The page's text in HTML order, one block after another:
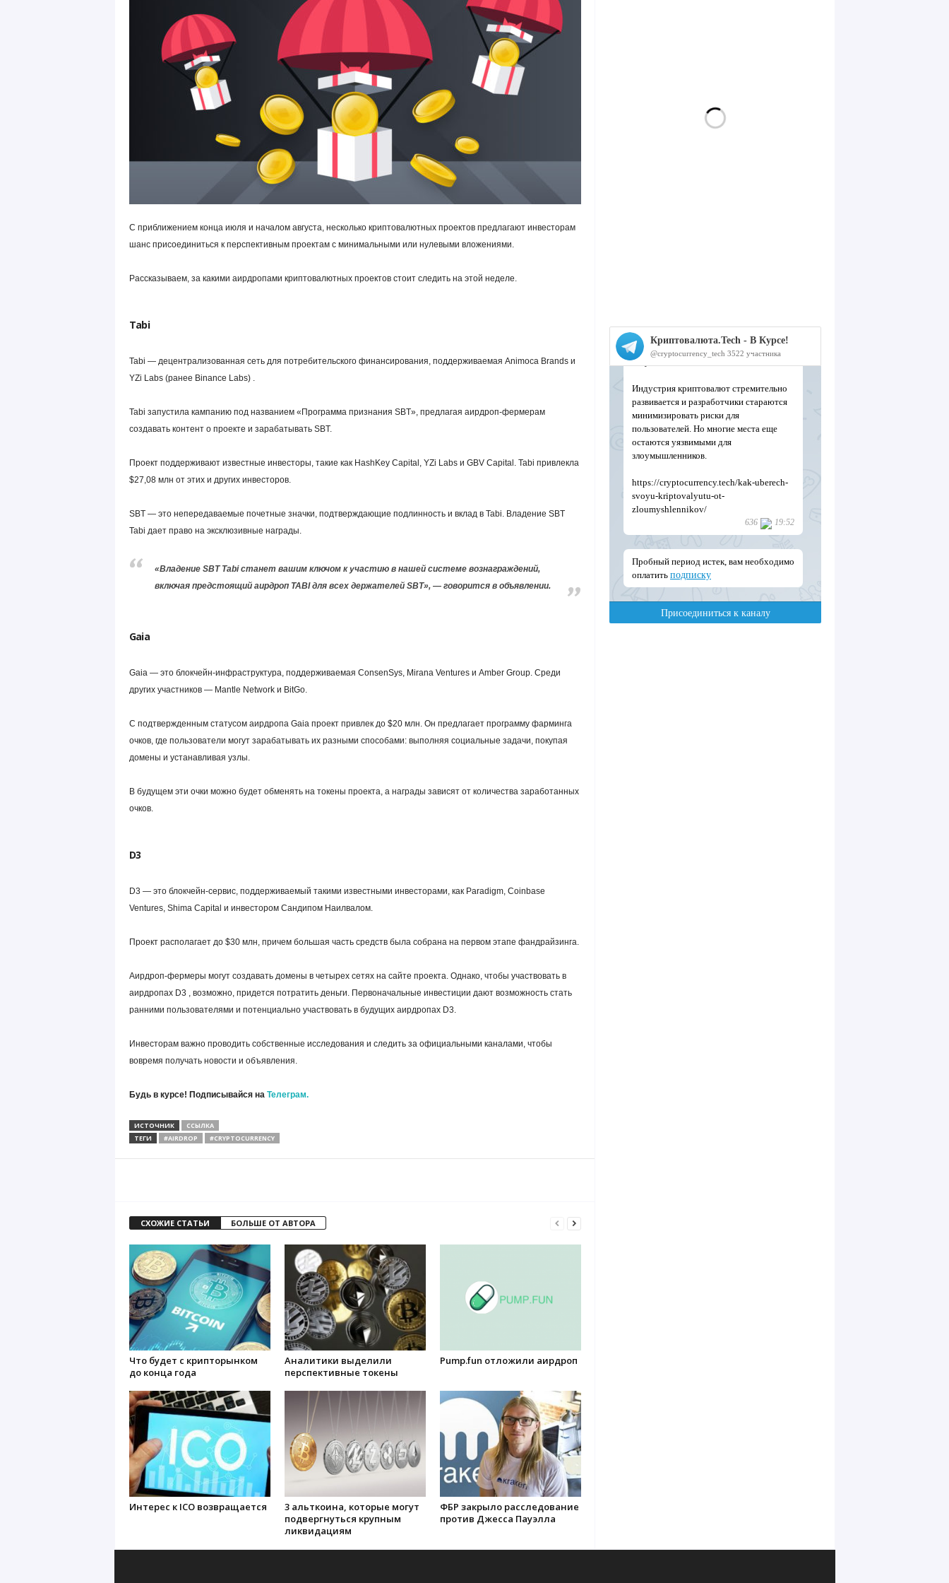
С приближением конца июля и началом августа, несколько криптовалютных проектов предлагают инвесторам
шанс присоединиться к перспективным проектам с минимальными или нулевыми вложениями.
Рассказываем, за какими аирдропами криптовалютных проектов стоит следить на этой неделе.
Tabi
Tabi — децентрализованная сеть для потребительского финансирования, поддерживаемая Animoca Brands и
YZi Labs (ранее Binance Labs) .
Tabi запустила кампанию под названием «Программа признания SBT», предлагая аирдроп-фермерам
создавать контент о проекте и зарабатывать SBT.
Проект поддерживают известные инвесторы, такие как HashKey Capital, YZi Labs и GBV Capital. Tabi привлекла
$27,08 млн от этих и других инвесторов.
SBT — это непередаваемые почетные значки, подтверждающие подлинность и вклад в Tabi. Владение SBT
Tabi дает право на эксклюзивные награды.
«Владение SBT Tabi станет вашим ключом к участию в нашей системе вознаграждений,
включая предстоящий аирдроп TABI для всех держателей SBT», — говорится в объявлении.
Gaia
Gaia — это блокчейн-инфраструктура, поддерживаемая ConsenSys, Mirana Ventures и Amber Group. Среди
других участников — Mantle Network и BitGo.
С подтвержденным статусом аирдропа Gaia проект привлек до $20 млн. Он предлагает программу фарминга
очков, где пользователи могут зарабатывать их разными способами: выполняя социальные задачи, покупая
домены и устанавливая узлы.
В будущем эти очки можно будет обменять на токены проекта, а награды зависят от количества заработанных
очков.
D3
D3 — это блокчейн-сервис, поддерживаемый такими известными инвесторами, как Paradigm, Coinbase
Ventures, Shima Capital и инвестором Сандипом Наилвалом.
Проект располагает до $30 млн, причем большая часть средств была собрана на первом этапе фандрайзинга.
Аирдроп-фермеры могут создавать домены в четырех сетях на сайте проекта. Однако, чтобы участвовать в
аирдропах D3 , возможно, придется потратить деньги. Первоначальные инвестиции дают возможность стать
ранними пользователями и потенциально участвовать в будущих аирдропах D3.
Инвесторам важно проводить собственные исследования и следить за официальными каналами, чтобы
вовремя получать новости и объявления.
Будь в курсе! Подписывайся на Телеграм.
ИСТОЧНИК
ССЫЛКА
ТЕГИ
#AIRDROP #CRYPTOCURRENCY
СХОЖИЕ СТАТЬИ БОЛЬШЕ ОТ АВТОРА
Что будет с крипторынком
до конца года
Аналитики выделили
перспективные токены
Pump.fun отложили аирдроп
Интерес к ICO возвращается
3 альткоина, которые могут
подвергнуться крупным
ликвидациям
ФБР закрыло расследование
против Джесса Пауэлла